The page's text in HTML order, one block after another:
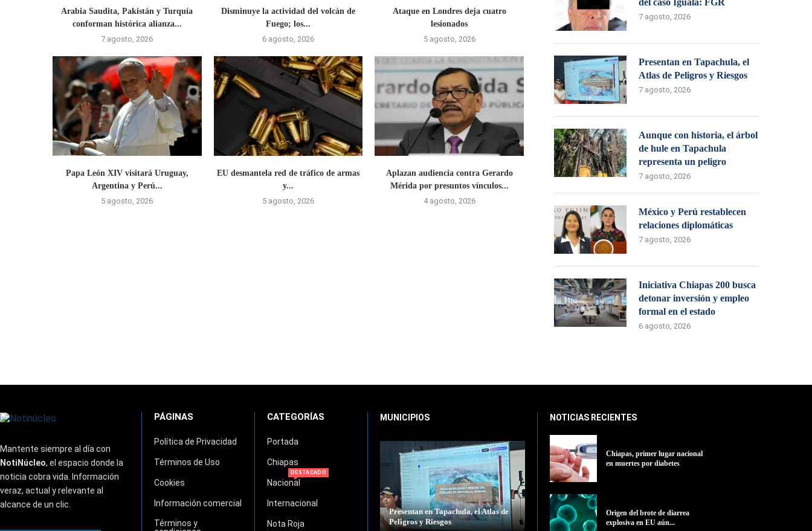
Arabia Saudita, Pakistán y Turquía
conforman histórica alianza...
7 agosto, 2026
Disminuye la actividad del volcán de
Fuego; los...
6 agosto, 2026
Ataque en Londres deja cuatro
lesionados
5 agosto, 2026
Papa León XIV visitará Uruguay,
Argentina y Perú...
5 agosto, 2026
EU desmantela red de tráfico de armas
y...
5 agosto, 2026
Aplazan audiencia contra Gerardo
Mérida por presuntos vínculos...
4 agosto, 2026
del caso Iguala: FGR
7 agosto, 2026
Presentan en Tapachula, el
Atlas de Peligros y Riesgos
7 agosto, 2026
Aunque con historia, el árbol
de hule en Tapachula
representa un peligro
7 agosto, 2026
México y Perú restablecen
relaciones diplomáticas
7 agosto, 2026
Iniciativa Chiapas 200 busca
detonar inversión y empleo
formal en el estado
6 agosto, 2026
Mantente siempre al día con
NotiNúcleo, el espacio donde la
noticia cobra vida. Información
veraz, actual y relevante al
alcance de un clic.
PÁGINAS
Política de Privacidad
Términos de Uso
Cookies
Información comercial
Términos y
CATEGORÍAS
Portada
Chiapas
Nacional
DESTACADO
Internacional
Nota Roja
MUNICIPIOS
Presentan en Tapachula, el Atlas de
Peligros y Riesgos
NOTICIAS RECIENTES
Chiapas, primer lugar nacional
en muertes por diabetes
Origen del brote de diarrea
explosiva en EU aún...